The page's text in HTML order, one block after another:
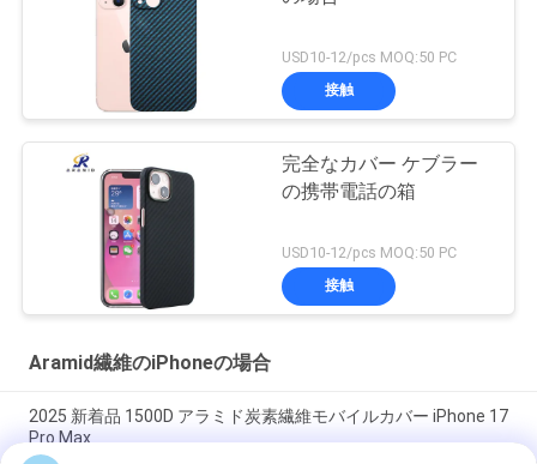
USD10-12/pcs MOQ:50 PC
接触
完全なカバー ケブラー
の携帯電話の箱
USD10-12/pcs MOQ:50 PC
接触
Aramid繊維のiPhoneの場合
2025 新着品 1500D アラミド炭素繊維モバイルカバー iPhone 17
Pro Max